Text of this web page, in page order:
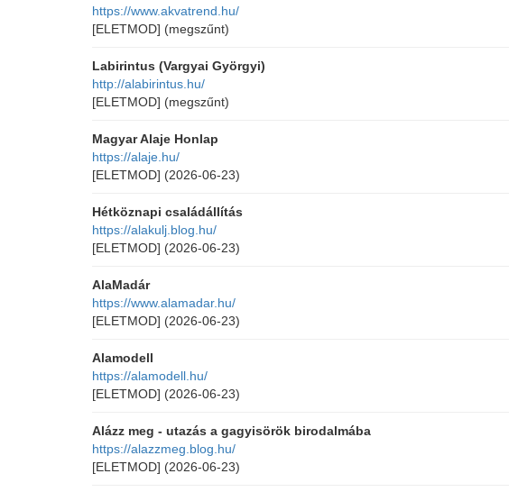
https://www.akvatrend.hu/
[ELETMOD] (megszűnt)
Labirintus (Vargyai Györgyi)
http://alabirintus.hu/
[ELETMOD] (megszűnt)
Magyar Alaje Honlap
https://alaje.hu/
[ELETMOD] (2026-06-23)
Hétköznapi családállítás
https://alakulj.blog.hu/
[ELETMOD] (2026-06-23)
AlaMadár
https://www.alamadar.hu/
[ELETMOD] (2026-06-23)
Alamodell
https://alamodell.hu/
[ELETMOD] (2026-06-23)
Alázz meg - utazás a gagyisörök birodalmába
https://alazzmeg.blog.hu/
[ELETMOD] (2026-06-23)